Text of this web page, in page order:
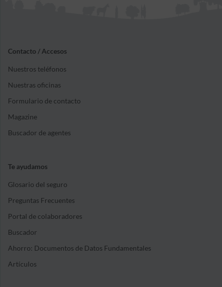
Contacto / Accesos
Nuestros teléfonos
Nuestras oficinas
Formulario de contacto
Magazine
Buscador de agentes
Te ayudamos
Glosario del seguro
Preguntas Frecuentes
Portal de colaboradores
Buscador
Ahorro: Documentos de Datos Fundamentales
Artículos